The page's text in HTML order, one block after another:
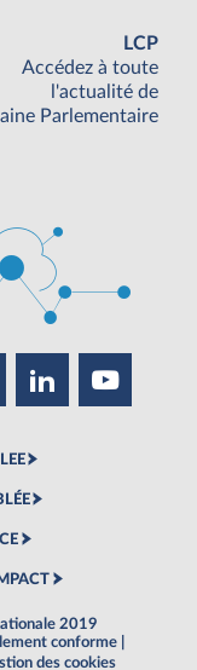
LCP
Accédez à toute
l'actualité de
Parlementaire
2019
conforme
des cookies